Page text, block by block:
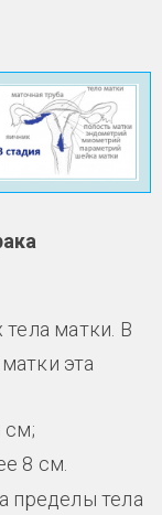
матки. В
эта
см;
8 см.
пределы тела